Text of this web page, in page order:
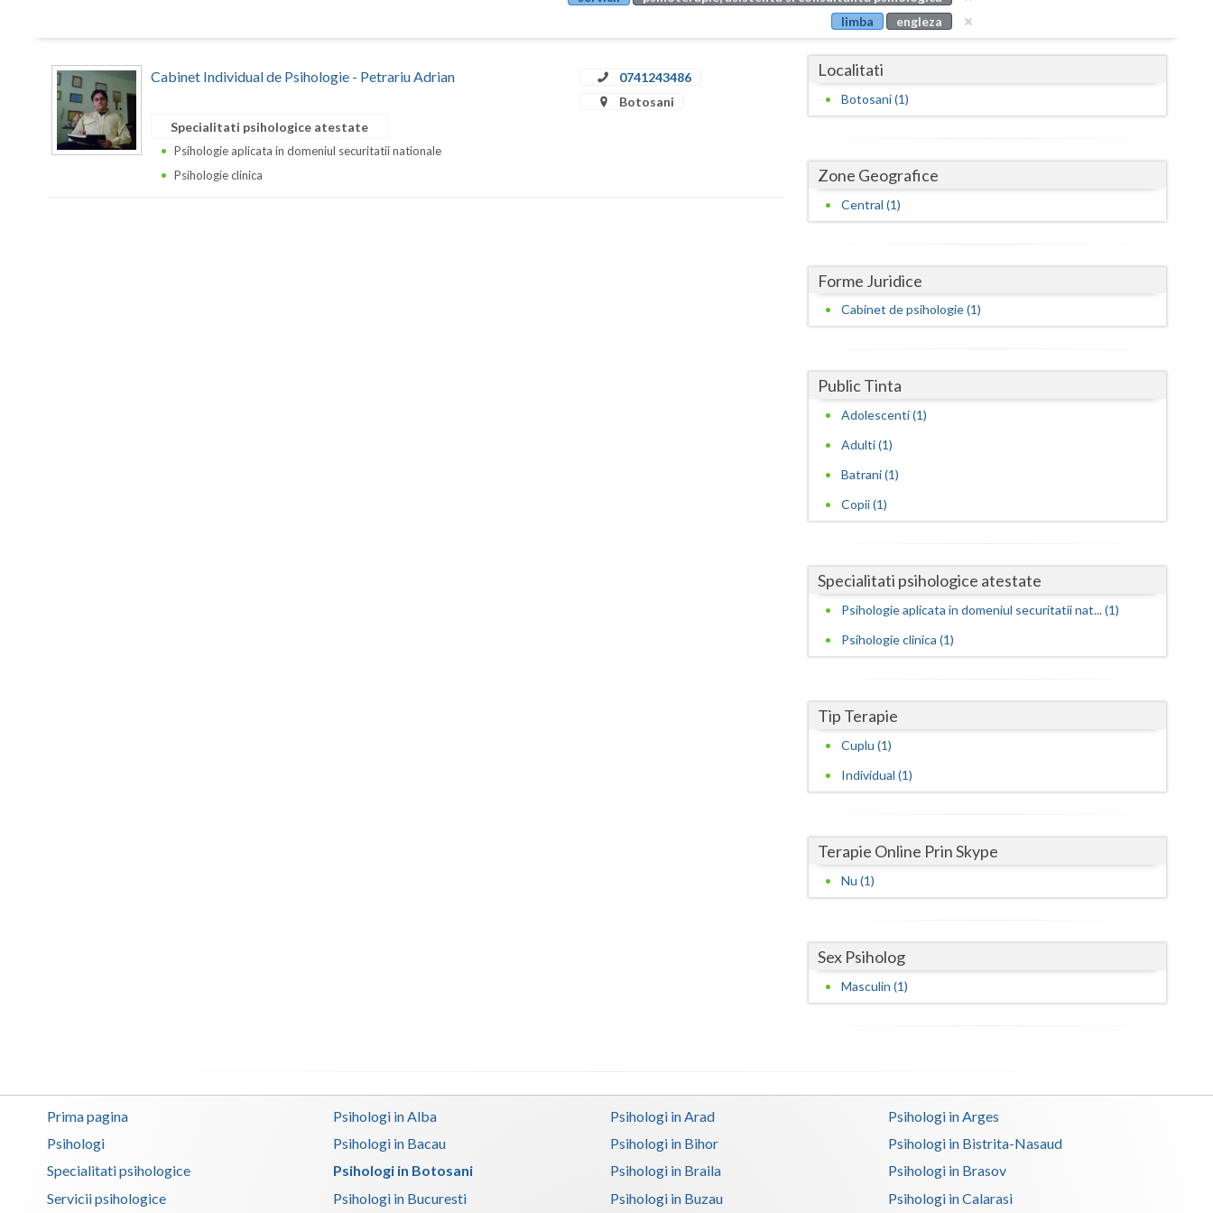
Buzau
Cluj
Covasna
Dambovita
Dolj
Galati
Gorj
Maramures
Mures
Olt
Satu-Mare
Vaslui
Vrancea
limba
engleza
Cabinet Individual de Psihologie - Petrariu Adrian
0741243486
Botosani
Specialitati psihologice atestate
Psihologie aplicata in domeniul securitatii nationale
Psihologie clinica
Localitati
Botosani (1)
Zone Geografice
Central (1)
Forme Juridice
Cabinet de psihologie (1)
Public Tinta
Adolescenti (1)
Adulti (1)
Batrani (1)
Copii (1)
Specialitati psihologice atestate
Psihologie aplicata in domeniul securitatii nat... (1)
Psihologie clinica (1)
Tip Terapie
Cuplu (1)
Individual (1)
Terapie Online Prin Skype
Nu (1)
Sex Psiholog
Masculin (1)
Prima pagina
Psihologi
Specialitati psihologice
Servicii psihologice
Psihologi in Alba Psihologi in Arad
Psihologi in Arges
Psihologi in Bacau
Psihologi in Bihor
Psihologi in Bistrita-Nasaud
Psihologi in Botosani
Psihologi in Braila
Psihologi in Brasov
Psihologi in Bucuresti
Psihologi in Buzau Psihologi in Calarasi